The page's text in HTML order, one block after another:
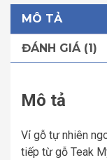
MÔ TẢ
ĐÁNH GIÁ (1)
Mô tả
Vỉ gỗ tự nhiên
tiếp từ gỗ Teak